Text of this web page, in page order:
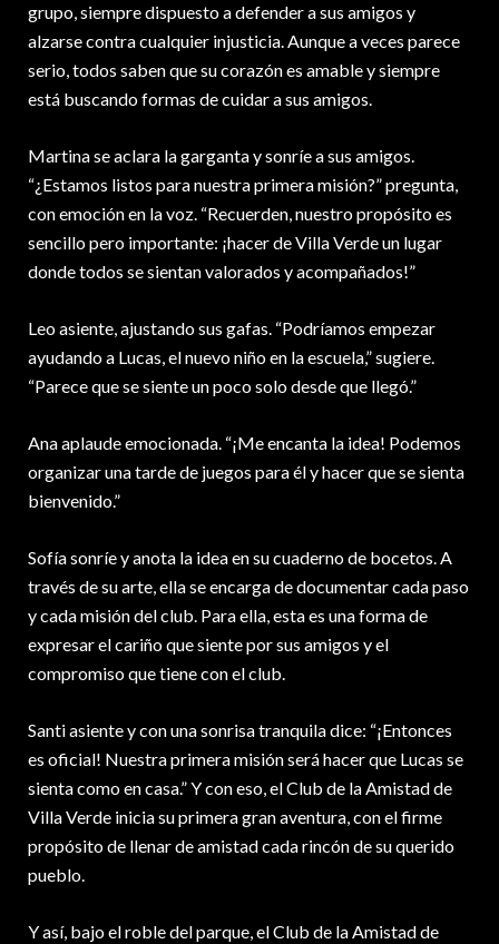
grupo, siempre dispuesto a defender a sus amigos y
alzarse contra cualquier injusticia. Aunque a veces parece
serio, todos saben que su corazón es amable y siempre
está buscando formas de cuidar a sus amigos.
Martina se aclara la garganta y sonríe a sus amigos.
“¿Estamos listos para nuestra primera misión?” pregunta,
con emoción en la voz. “Recuerden, nuestro propósito es
sencillo pero importante: ¡hacer de Villa Verde un lugar
donde todos se sientan valorados y acompañados!”
Leo asiente, ajustando sus gafas. “Podríamos empezar
ayudando a Lucas, el nuevo niño en la escuela,” sugiere.
“Parece que se siente un poco solo desde que llegó.”
Ana aplaude emocionada. “¡Me encanta la idea! Podemos
organizar una tarde de juegos para él y hacer que se sienta
bienvenido.”
Sofía sonríe y anota la idea en su cuaderno de bocetos. A
través de su arte, ella se encarga de documentar cada paso
y cada misión del club. Para ella, esta es una forma de
expresar el cariño que siente por sus amigos y el
compromiso que tiene con el club.
Santi asiente y con una sonrisa tranquila dice: “¡Entonces
es oficial! Nuestra primera misión será hacer que Lucas se
sienta como en casa.” Y con eso, el Club de la Amistad de
Villa Verde inicia su primera gran aventura, con el firme
propósito de llenar de amistad cada rincón de su querido
pueblo.
Y así, bajo el roble del parque, el Club de la Amistad de